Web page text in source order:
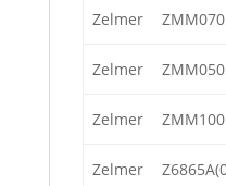
Zelmer
Zelmer
Zelmer
Zelmer